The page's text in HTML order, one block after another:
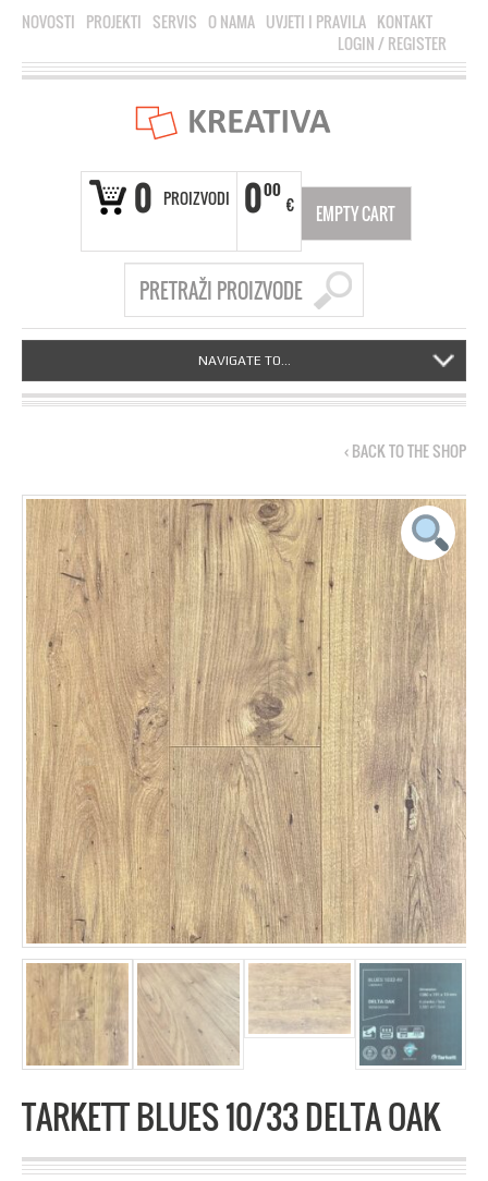
NOVOSTI PROJEKTI SERVIS O NAMA UVJETI I PRAVILA KONTAKT
LOGIN/REGISTER
0 PROIZVODI 000
€ EMPTY CART
NAVIGATE TO...
‹ BACK TO THE SHOP
TARKETT BLUES 10/33 DELTA OAK